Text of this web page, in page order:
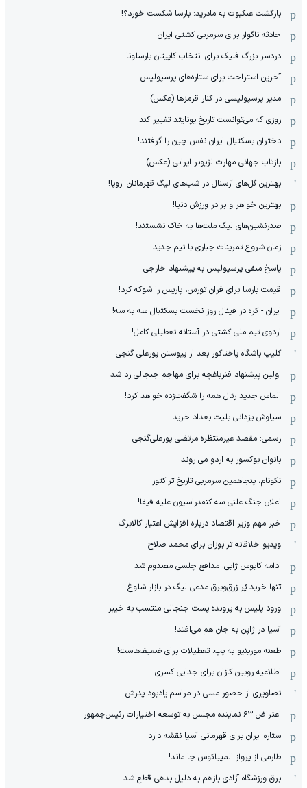
بازگشت عنکبوت به مادرید: بارسا شکست خورد؟!
حادثه ناگوار برای سرمربی کشتی ایران
دردسر بزرگ فلیک برای انتخاب کاپیتان بارسلونا
آخرین استراحت برای ستاره‌های پرسپولیس
مدیر پرسپولیسی در کنار قرمزها (عکس)
روزی که می‌توانست تاریخ یونایتد تغییر کند
دختران بسکتبال ایران نفس چین را گرفتند!
بازتاب جهانی مهارت لژیونر ایرانی (عکس)
بهترین گل‌های آرسنال در شب‌های لیگ قهرمانان اروپا!
بهترین خواهر و برادر ورزش دنیا!
صدرنشین‌های لیگ ملت‌ها به خاک نشستند!
زمان شروع تمرینات جباری با تیم جدید
پاسخ منفی پرسپولیس به پیشنهاد خارجی
قیمت بارسا برای فران تورس، پاریس را شوکه کرد!
ایران - کره در فینال روز نخست بسکتبال سه به سه!
اردوی تیم ملی کشتی در آستانه تعطیلی کامل!
کلیپ باشگاه پاختاکور بعد از پیوستن پورعلی گنجی
اولین پیشنهاد فنرباغچه برای مهاجم جنجالی رد شد
الماس جدید رئال همه را شگفت‌زده خواهد کرد!
سیاوش یزدانی بلیت بغداد خرید
رسمی: مقصد غیرمنتظره مرتضی پورعلی‌گنجی
بانوان بوکسور به اردو می روند
نکونام، پنجاهمین سرمربی تاریخ تراکتور
اعلان جنگ علنی سه کنفدراسیون علیه فیفا!
خبر مهم وزیر اقتصاد درباره افزایش اعتبار کالابرگ
ویدیو خلاقانه ترابوزان برای محمد صلاح
ادامه کابوس ژابی: مدافع چلسی مصدوم شد
تنها خرید پُر زرق‌وبرق مدعی لیگ در بازار شلوغ
ورود پلیس به پرونده پست جنجالی منتسب به خیبر
آسیا در ژاپن به جان هم می‌افتد!
طعنه مورینیو به پپ: تعطیلات برای ضعیف‌هاست!
اطلاعیه روبین کازان برای جدایی کسری
تصاویری از حضور مسی در مراسم یادبود پدرش
اعتراض ۶۳ نماینده مجلس به توسعه اختیارات رئیس‌جمهور
ستاره ایران برای قهرمانی آسیا نقشه دارد
طارمی از پرواز المپیاکوس جا ماند!
برق ورزشگاه آزادی بازهم به دلیل بدهی قطع شد